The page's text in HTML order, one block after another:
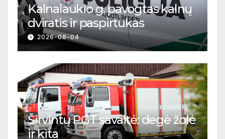
Kalnalaukio g. pavogtas kalnų
dviratis ir paspirtukas
2026-08-04
Širvintų PGT savaitė: degė žolė
ir kita